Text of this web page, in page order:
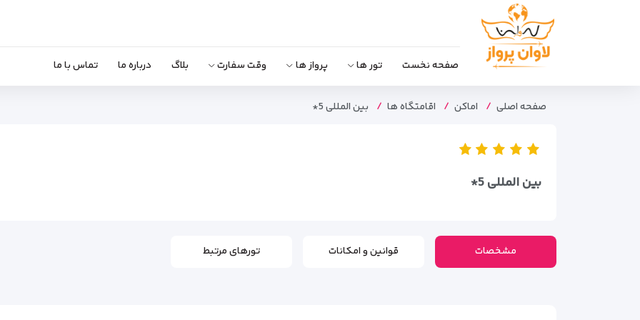
صفحه نخست تور ها پرواز ها وقت سفارت بلاگ درباره ما تماس با ما
صفحه اصلی اماکن اقامتگاه ها بین المللی 5*
بین المللی 5*
مشخصات قوانین و امکانات تورهای مرتبط